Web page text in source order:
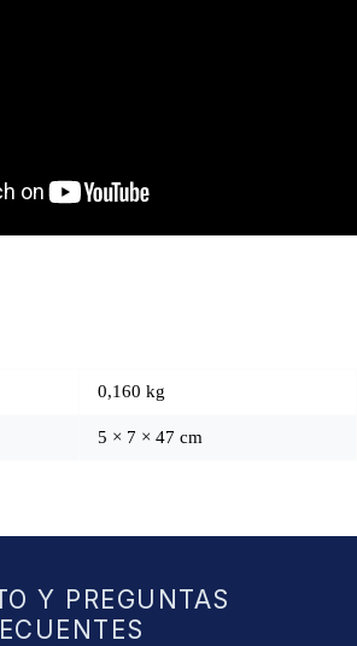
0,160 kg
5 × 7 × 47 cm
Y PREGUNTAS